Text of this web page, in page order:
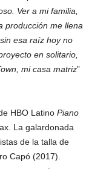
Ver a mi familia,
producción me llena
esa raíz hoy no
en solitario,
mi casa matriz”
HBO Latino Piano
La galardonada
de la talla de
Capó (2017).